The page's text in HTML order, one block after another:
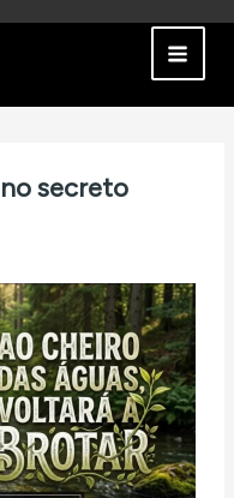
secreto